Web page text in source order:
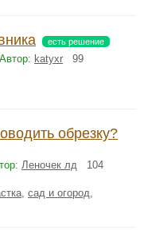
есть решение
Автор: katyxr 99
обрезку?
Леночек лд 104
сад и огород